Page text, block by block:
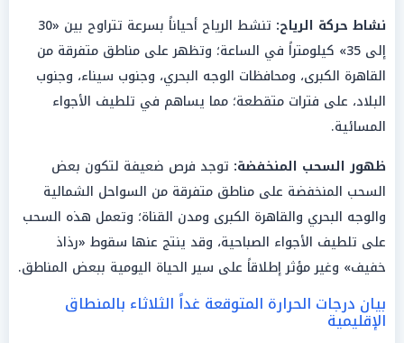
نشاط حركة الرياح:
تنشط الرياح أحياناً بسرعة تتراوح بين «30
إلى 35» كيلومتراً في الساعة؛ وتظهر على مناطق متفرقة من
القاهرة الكبرى، ومحافظات الوجه البحري، وجنوب سيناء، وجنوب
البلاد، على فترات متقطعة؛ مما يساهم في تلطيف الأجواء
المسائية.
ظهور السحب المنخفضة: توجد فرص ضعيفة لتكون بعض
السحب المنخفضة على مناطق متفرقة من السواحل الشمالية
والوجه البحري والقاهرة الكبرى ومدن القناة؛ وتعمل هذه السحب
على تلطيف الأجواء الصباحية، وقد ينتج عنها سقوط «رذاذ
خفيف» وغير مؤثر إطلاقاً على سير الحياة اليومية ببعض المناطق.
بيان درجات الحرارة المتوقعة غداً الثلاثاء بالمنطاق
الإقليمية